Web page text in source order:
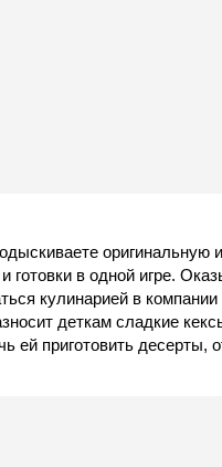
оригинальную
в одной игре.
кулинарией в
деткам сладкие
ей приготовить десерты,